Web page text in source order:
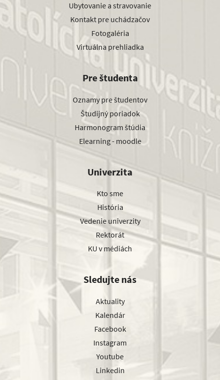
Ubytovanie a stravovanie
Kontakt pre uchádzačov
Fotogaléria
Virtuálna prehliadka
Pre študenta
Oznamy pre študentov
Študijný poriadok
Harmonogram štúdia
Elearning - moodle
Univerzita
Kto sme
História
Vedenie univerzity
Rektorát
KU v médiách
Sledujte nás
Aktuality
Kalendár
Facebook
Instagram
Youtube
Linkedin